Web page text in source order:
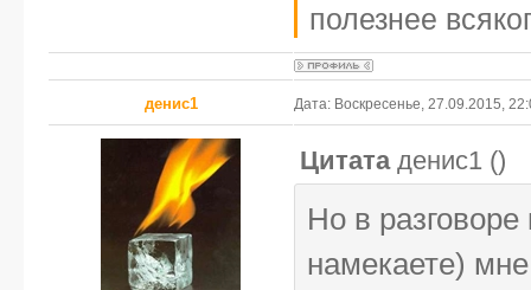
полезнее
денис1 Дата: Воскресенье, 27.09.2015,
Цитата денис1 ()
Но в
намекаете)